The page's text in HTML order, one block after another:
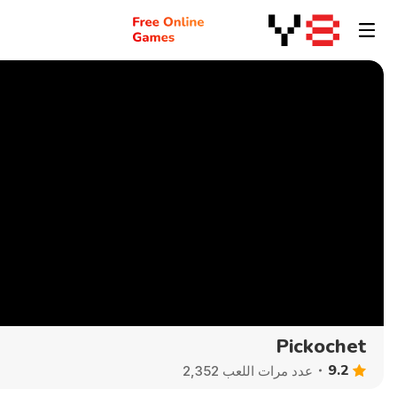
Pickochet
9.2 عدد مرات اللعب 2,352